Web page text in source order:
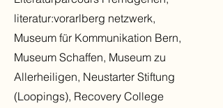
literatur:vorarlberg netzwerk,
Museum für Kommunikation Bern,
Museum Schaffen, Museum zu
Allerheiligen, Neustarter Stiftung
(Loopings), Recovery College